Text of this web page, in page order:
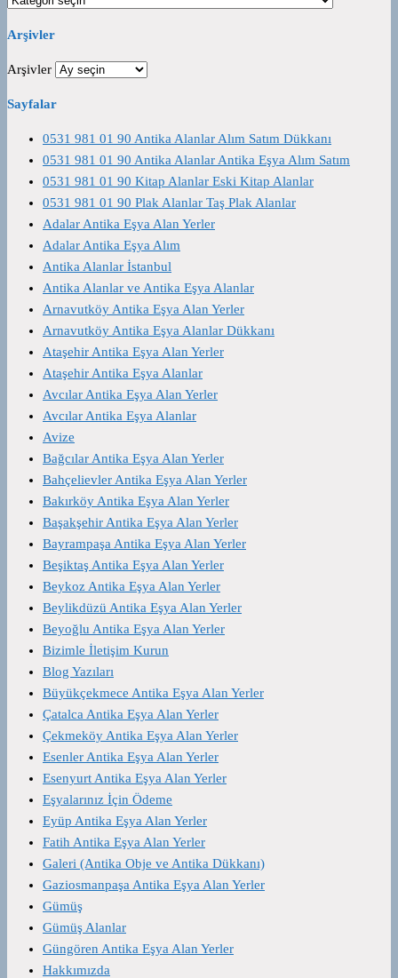
Arşivler
Arşivler
Sayfalar
0531 981 01 90 Antika Alanlar Alım Satım Dükkanı
0531 981 01 90 Antika Alanlar Antika Eşya Alım Satım
0531 981 01 90 Kitap Alanlar Eski Kitap Alanlar
0531 981 01 90 Plak Alanlar Taş Plak Alanlar
Adalar Antika Eşya Alan Yerler
Adalar Antika Eşya Alım
Antika Alanlar İstanbul
Antika Alanlar ve Antika Eşya Alanlar
Arnavutköy Antika Eşya Alan Yerler
Arnavutköy Antika Eşya Alanlar Dükkanı
Ataşehir Antika Eşya Alan Yerler
Ataşehir Antika Eşya Alanlar
Avcılar Antika Eşya Alan Yerler
Avcılar Antika Eşya Alanlar
Avize
Bağcılar Antika Eşya Alan Yerler
Bahçelievler Antika Eşya Alan Yerler
Bakırköy Antika Eşya Alan Yerler
Başakşehir Antika Eşya Alan Yerler
Bayrampaşa Antika Eşya Alan Yerler
Beşiktaş Antika Eşya Alan Yerler
Beykoz Antika Eşya Alan Yerler
Beylikdüzü Antika Eşya Alan Yerler
Beyoğlu Antika Eşya Alan Yerler
Bizimle İletişim Kurun
Blog Yazıları
Büyükçekmece Antika Eşya Alan Yerler
Çatalca Antika Eşya Alan Yerler
Çekmeköy Antika Eşya Alan Yerler
Esenler Antika Eşya Alan Yerler
Esenyurt Antika Eşya Alan Yerler
Eşyalarınız İçin Ödeme
Eyüp Antika Eşya Alan Yerler
Fatih Antika Eşya Alan Yerler
Galeri (Antika Obje ve Antika Dükkanı)
Gaziosmanpaşa Antika Eşya Alan Yerler
Gümüş
Gümüş Alanlar
Güngören Antika Eşya Alan Yerler
Hakkımızda